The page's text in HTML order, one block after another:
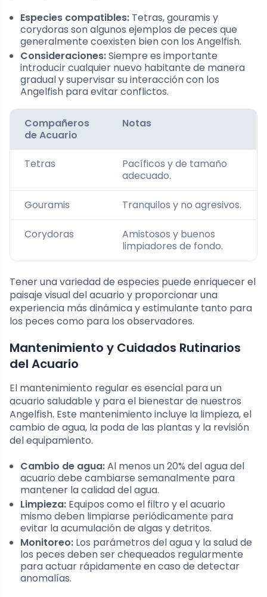
Especies compatibles: Tetras, gouramis y
corydoras son algunos ejemplos de peces que
generalmente coexisten bien con los Angelfish.
Consideraciones:Siempre es importante
introducir cualquier nuevo habitante de manera
gradual y supervisar su interacción con los
Angelfish para evitar conflictos.
Compañeros
de Acuario
Notas
Tetras
Pacíficos y de tamaño
adecuado.
Gouramis Tranquilos y no agresivos.
Corydoras
Amistosos y buenos
limpiadores de fondo.
Tener una variedad de especies puede enriquecer el
paisaje visual del acuario y proporcionar una
experiencia más dinámica y estimulante tanto para
los peces como para los observadores.
Mantenimiento y Cuidados Rutinarios
del Acuario
El mantenimiento regular es esencial para un
acuario saludable y para el bienestar de nuestros
Angelfish. Este mantenimiento incluye la limpieza, el
cambio de agua, la poda de las plantas y la revisión
del equipamiento.
Cambio de agua:Al menos un 20% del agua del
acuario debe cambiarse semanalmente para
mantener la calidad del agua.
Limpieza: Equipos como el filtro y el acuario
mismo deben limpiarse periódicamente para
evitar la acumulación de algas y detritos.
Monitoreo: Los parámetros del agua y la salud de
los peces deben ser chequeados regularmente
para actuar rápidamente en caso de detectar
anomalías.